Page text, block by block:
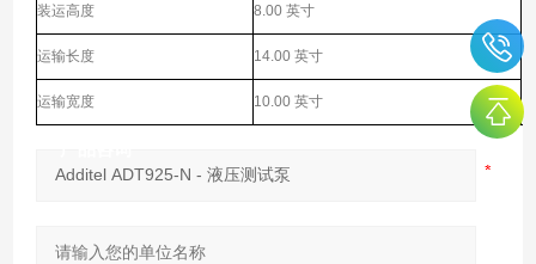
装运高度 8.00 英寸
运输长度 14.00 英寸
运输宽度 10.00 英寸